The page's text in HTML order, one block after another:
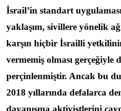
İsrail’in standart
yaklaşım, sivillere yönelik
karşın hiçbir İsrailli
vermemiş olması gerçeğiyle
perçinlenmiştir. Ancak bu
2018 yıllarında defalarca
dayanışma aktivistlerini